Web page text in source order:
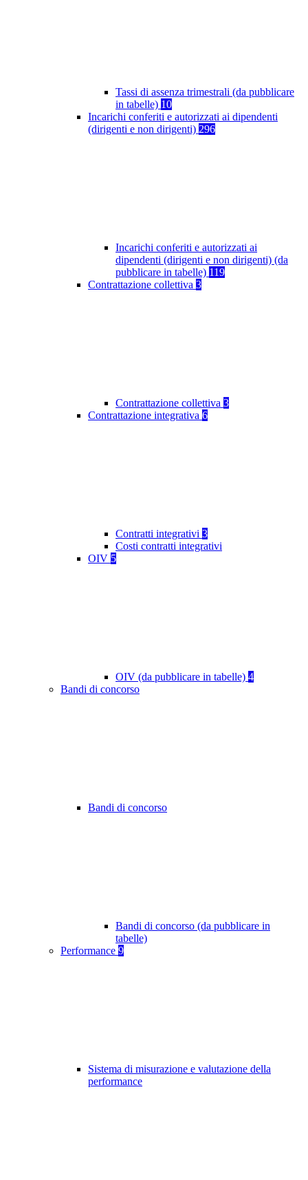
Tassi di assenza trimestrali (da pubblicare
in tabelle) 10
Incarichi conferiti e autorizzati ai dipendenti
(dirigenti e non dirigenti) 296
Incarichi conferiti e autorizzati ai
dipendenti (dirigenti e non dirigenti) (da
pubblicare in tabelle) 119
Contrattazione collettiva 3
Contrattazione collettiva 3
Contrattazione integrativa 6
Contratti integrativi 3
Costi contratti integrativi
OIV 5
OIV (da pubblicare in tabelle) 4
Bandi di concorso
Bandi di concorso
Bandi di concorso (da pubblicare in
tabelle)
Performance 9
Sistema di misurazione e valutazione della
performance